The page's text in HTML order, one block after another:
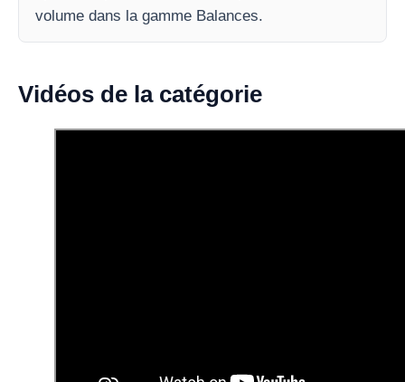
volume dans la gamme Balances.
Vidéos de la catégorie